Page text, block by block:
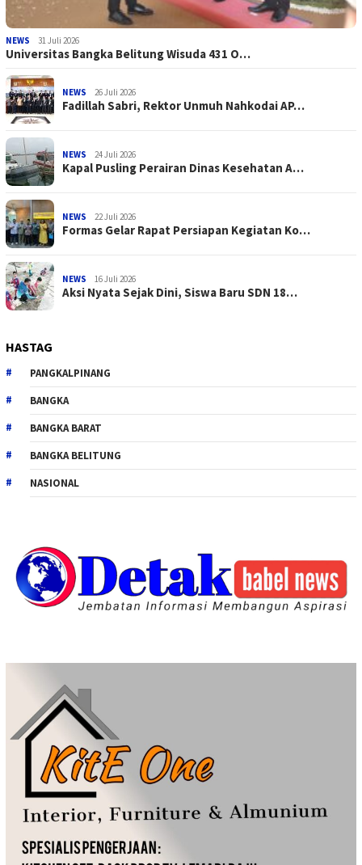
NEWS 31 Juli 2026
Universitas Bangka Belitung Wisuda 431 O…
NEWS 26 Juli 2026
Fadillah Sabri, Rektor Unmuh Nahkodai AP…
NEWS 24 Juli 2026
Kapal Pusling Perairan Dinas Kesehatan A…
NEWS 22 Juli 2026
Formas Gelar Rapat Persiapan Kegiatan Ko…
NEWS 16 Juli 2026
Aksi Nyata Sejak Dini, Siswa Baru SDN 18…
HASTAG
PANGKALPINANG
BANGKA
BANGKA BARAT
BANGKA BELITUNG
NASIONAL